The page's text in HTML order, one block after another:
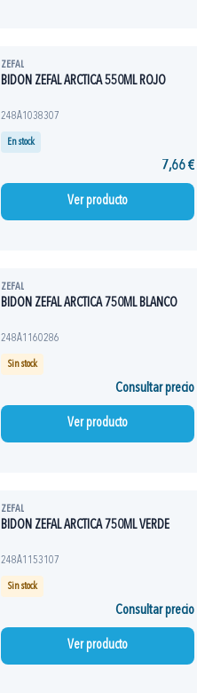
ZEFAL
BIDON ZEFAL ARCTICA 550ML ROJO
248A1038307
En stock
7,66 €
Ver producto
ZEFAL
BIDON ZEFAL ARCTICA 750ML BLANCO
248A1160286
Sin stock
Consultar precio
Ver producto
ZEFAL
BIDON ZEFAL ARCTICA 750ML VERDE
248A1153107
Sin stock
Consultar precio
Ver producto